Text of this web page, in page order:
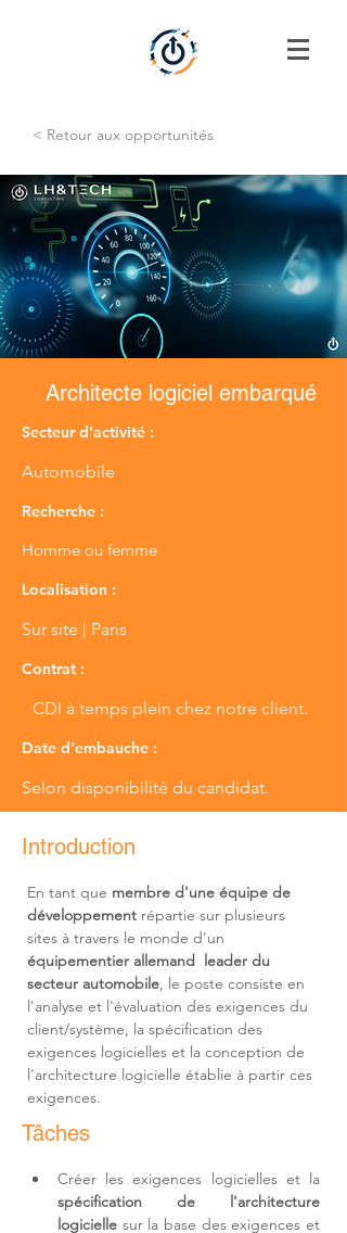
< Retour aux opportunités
Architecte logiciel embarqué
Secteur d'activité :
Automobile
Recherche :
Homme ou femme
Localisation :
Sur site | Paris
Contrat :
CDI à temps plein chez notre client.
Date d'embauche :
Selon disponibilité du candidat.
Introduction
En tant que membre d'une équipe de
développement répartie sur plusieurs
sites à travers le monde d'un
équipementier allemand  leader du
secteur automobile, le poste consiste en
l'analyse et l'évaluation des exigences du
client/système, la spécification des
exigences logicielles et la conception de
l'architecture logicielle établie à partir ces
exigences.
Tâches
spécification de l'architecture
logicielle sur la base des exigences et